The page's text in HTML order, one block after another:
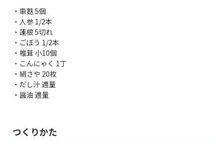
・車麩 5個
・人参 1/2本
・蓮根 5切れ
・ごぼう 1/2本
・椎茸 小10個
・こんにゃく 1丁
・絹さや 20枚
・だし汁 適量
・醤油 適量
つくりかた